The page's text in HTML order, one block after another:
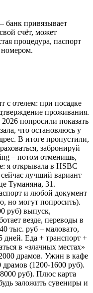
банк привязывает
счёт, может
процедура, паспорт
с отелем: при посадке
проживания.
попросили показать
что остановлюсь у
В итоге пропустили,
забронируй
– потом отменишь,
я открывала в HSBC
лучший вариант
Туманяна, 31.
и любой документ
но могут попросить).
руб) выпуск,
везде, переводы в
тыс. руб – маловато,
дней. Еда + транспорт +
в «злачных местах»
драмов. Ужин в кафе
(1200-1600 руб).
руб). Плюс карта
заложить сувениры и